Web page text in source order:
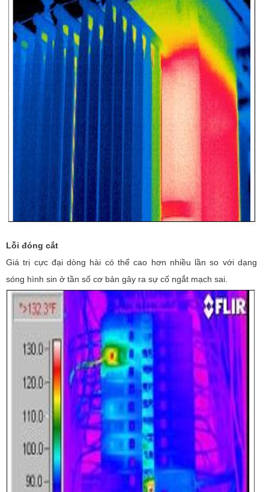
Lỗi đóng cắt
Giá trị cực đại dòng hài có thể cao hơn nhiều lần so với dạng
sóng hình sin ở tần số cơ bản gây ra sự cố ngắt mạch sai.